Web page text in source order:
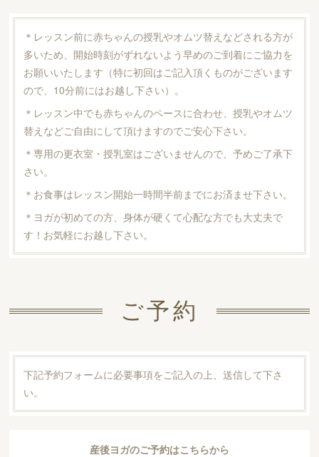
＊レッスン前に赤ちゃんの授乳やオムツ替えなどされる方が
多いため、開始時刻がずれないよう早めのご到着にご協力を
お願いいたします（特に初回はご記入頂くものがございます
ので、10分前にはお越し下さい）。
＊レッスン中でも赤ちゃんのペースに合わせ、授乳やオムツ
替えなどご自由にして頂けますのでご安心下さい。
＊専用の更衣室・授乳室はございませんので、予めご了承下
さい。
＊お食事はレッスン開始一時間半前までにお済ませ下さい。
＊ヨガが初めての方、身体が硬くて心配な方でも大丈夫で
す！お気軽にお越し下さい。
ご予約
下記予約フォームに必要事項をご記入の上、送信して下さ
い。
産後ヨガのご予約はこちらから